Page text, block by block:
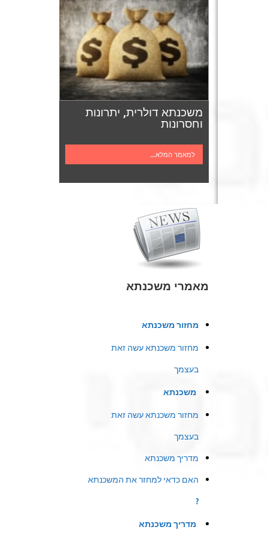
משכנתא דולרית, יתרונות
וחסרונות
למאמר המלא...
מאמרי משכנתא
מחזור משכנתא
מחזור משכנתא עשה זאת
בעצמך
משכנתא
מחזור משכנתא עשה זאת
בעצמך
מדריך משכנתא
האם כדאי למחזר את המשכנתא
?
מדריך משכנתא